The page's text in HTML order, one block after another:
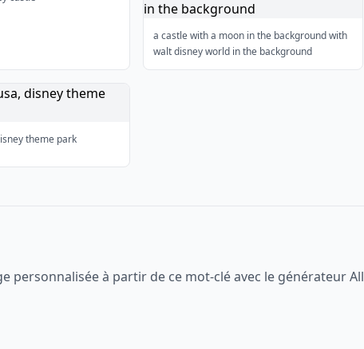
a castle with a moon in the background with
walt disney world in the background
theme park
personnalisée à partir de ce mot-clé avec le générateur